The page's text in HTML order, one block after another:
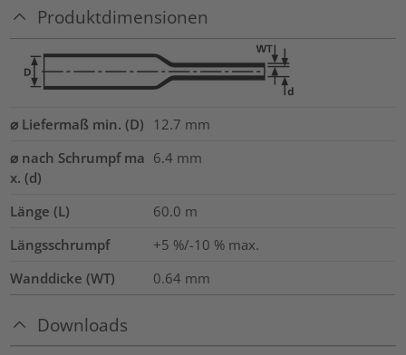
Produktdimensionen
⌀ Liefermaß min. (D) 12.7 mm
⌀ nach Schrumpf ma
x. (d)
6.4 mm
Länge (L) 60.0 m
Längsschrumpf
+5 %/-10 % max.
Wanddicke (WT)
0.64 mm
Downloads